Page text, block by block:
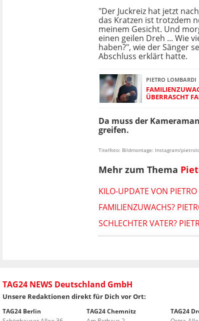
"Der Juckreiz hat jetzt
das Kratzen ist trotzdem
meinem Gesicht. Und
einen geilen Dreh ... Wie
haben?", wie der Sänger
Abschluss erklärt hatte.
PIETRO LOMBARDI
ÜBERRASCHT
Da muss der
greifen.
Titelfoto: Bildmontage: Instagram/
Mehr zum Thema
KILO-UPDATE VON
FAMILIENZUWACHS?
SCHLECHTER VATER?
TAG24 NEWS Deutschland GmbH
Unsere Redaktionen direkt für Dich vor Ort:
TAG24 Berlin
TAG24 Chemnitz
TAG24